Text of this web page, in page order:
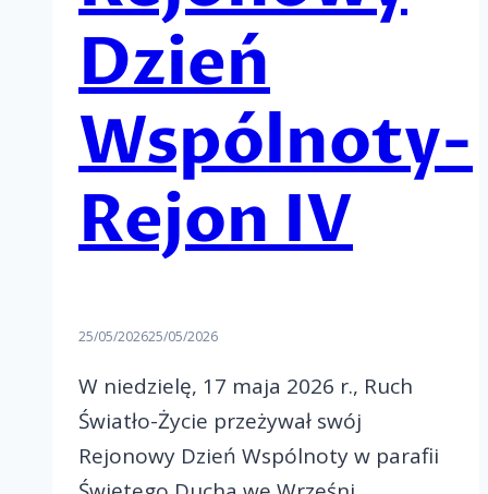
Dzień
Wspólnoty-
Rejon IV
25/05/202625/05/2026
W niedzielę, 17 maja 2026 r., Ruch
Światło-Życie przeżywał swój
Rejonowy Dzień Wspólnoty w parafii